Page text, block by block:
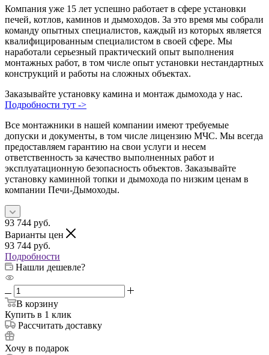
Компания уже 15 лет успешно работает в сфере установки
печей, котлов, каминов и дымоходов. За это время мы собрали
команду опытных специалистов, каждый из которых является
квалифицированным специалистом в своей сфере. Мы
наработали серьезный практический опыт выполнения
монтажных работ, в том числе опыт установки нестандартных
конструкций и работы на сложных объектах.
Заказывайте установку камина и монтаж дымохода у нас.
Подробности тут ->
Все монтажники в нашей компании имеют требуемые
допуски и документы, в том числе лицензию МЧС. Мы всегда
предоставляем гарантию на свои услуги и несем
ответственность за качество выполненных работ и
эксплуатационную безопасность объектов. Заказывайте
установку каминной топки и дымохода по низким ценам в
компании Печи-Дымоходы.
93 744 руб.
Варианты цен
93 744 руб.
Подробности
Нашли дешевле?
В корзину
Купить в 1 клик
Рассчитать доставку
Хочу в подарок